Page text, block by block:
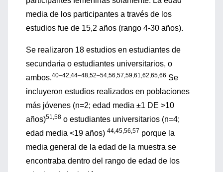
media de los participantes a través de los
estudios fue de 15,2 años (rango 4-30 años).
Se realizaron 18 estudios en estudiantes de
secundaria o estudiantes universitarios, o
ambos.40–42,44–48,52–54,56,57,59,61,62,65,66 Se
incluyeron estudios realizados en poblaciones
más jóvenes (n=2; edad media ±1 DE >10
años)51,58 o estudiantes universitarios (n=4;
edad media <19 años) 44,45,56,57 porque la
media general de la edad de la muestra se
encontraba dentro del rango de edad de los